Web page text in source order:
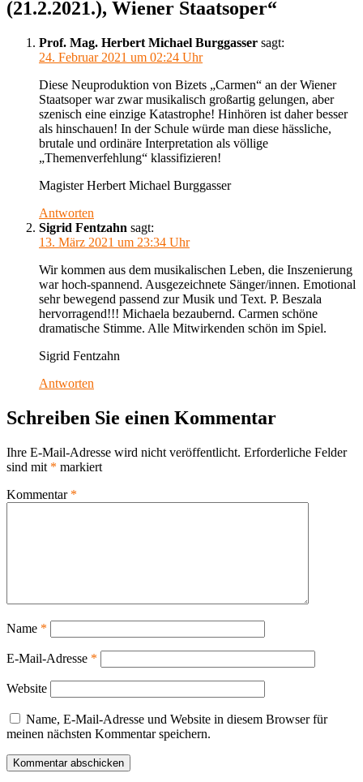
(21.2.2021.), Wiener Staatsoper“
Prof. Mag. Herbert Michael Burggasser sagt:
24. Februar 2021 um 02:24 Uhr
Diese Neuproduktion von Bizets „Carmen“ an der Wiener
Staatsoper war zwar musikalisch großartig gelungen, aber
szenisch eine einzige Katastrophe! Hinhören ist daher besser
als hinschauen! In der Schule würde man diese hässliche,
brutale und ordinäre Interpretation als völlige
„Themenverfehlung“ klassifizieren!
Magister Herbert Michael Burggasser
Antworten
Sigrid Fentzahn sagt:
13. März 2021 um 23:34 Uhr
Wir kommen aus dem musikalischen Leben, die Inszenierung
war hoch-spannend. Ausgezeichnete Sänger/innen. Emotional
sehr bewegend passend zur Musik und Text. P. Beszala
hervorragend!!! Michaela bezaubernd. Carmen schöne
dramatische Stimme. Alle Mitwirkenden schön im Spiel.
Sigrid Fentzahn
Antworten
Schreiben Sie einen Kommentar
Ihre E-Mail-Adresse wird nicht veröffentlicht. Erforderliche Felder
sind mit * markiert
Kommentar *
Name *
E-Mail-Adresse *
Website
Name, E-Mail-Adresse und Website in diesem Browser für
meinen nächsten Kommentar speichern.